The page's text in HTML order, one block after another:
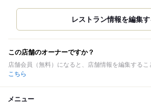
この店舗のオーナーですか？
店舗会員（無料）になると、店舗情報を編集するこ
こちら
メニュー